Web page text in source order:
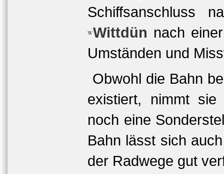
Schiffsanschluss
Wittdün nach
Umständen und
Obwohl die Bahn
existiert, nimmt
noch eine
Bahn lässt sich
der Radwege gut